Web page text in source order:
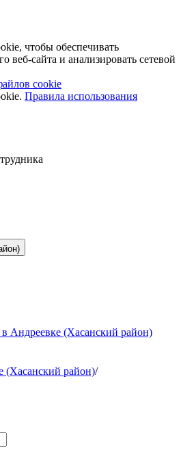
чтобы обеспечивать
веб-сайта и анализировать сетевой
cookie
Правила использования
Андреевке (Хасанский район)
(Хасанский район)/